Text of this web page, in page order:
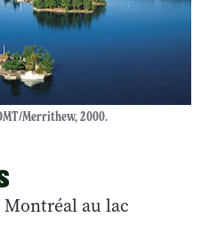
Merrithew, 2000.
Montréal au lac